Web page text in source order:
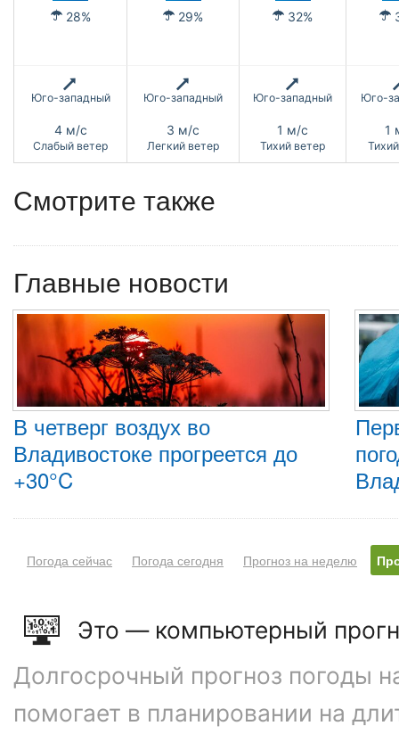
28% 29% 32%
Юго-западный Юго-западный Юго-западный Юго-
4 м/с
Слабый ветер
3 м/с
Легкий ветер
1 м/с
Тихий ветер
1
Смотрите также
Главные новости
В четверг воздух во
Владивостоке прогреется до
+30°C
Погода сейчас Погода сегодня Прогноз на неделю
Это — компьютерный
Долгосрочный прогноз погоды
помогает в планировании на